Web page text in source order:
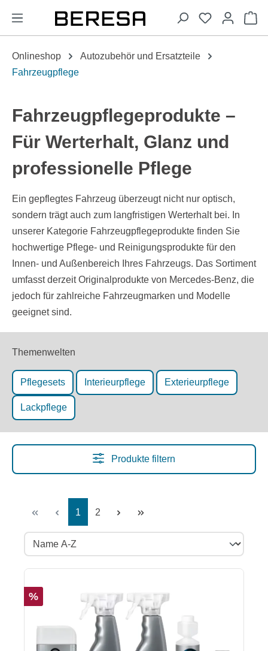
springen
Onlineshop
Autozubehör und Ersatzteile
Fahrzeugpflege
Fahrzeugpflegeprodukte –
Für Werterhalt, Glanz und
professionelle Pflege
Ein gepflegtes Fahrzeug überzeugt nicht nur optisch,
sondern trägt auch zum langfristigen Werterhalt bei. In
unserer Kategorie Fahrzeugpflegeprodukte finden Sie
hochwertige Pflege- und Reinigungsprodukte für den
Innen- und Außenbereich Ihres Fahrzeugs. Das Sortiment
umfasst derzeit Originalprodukte von Mercedes-Benz, die
jedoch für zahlreiche Fahrzeugmarken und Modelle
geeignet sind.
Themenwelten
Pflegesets Interieurpflege Exterieurpflege
Lackpflege
Produkte filtern
Seite
1 Seite
2
%